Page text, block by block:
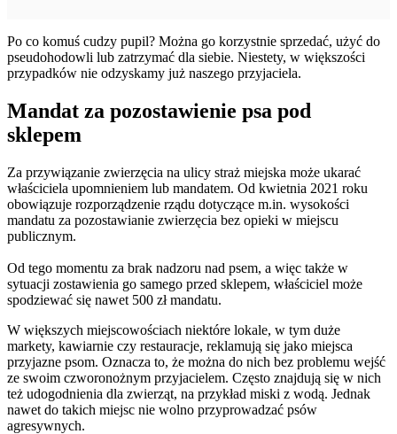
Po co komuś cudzy pupil? Można go korzystnie sprzedać, użyć do
pseudohodowli lub zatrzymać dla siebie. Niestety, w większości
przypadków nie odzyskamy już naszego przyjaciela.
Mandat za pozostawienie psa pod
sklepem
Za przywiązanie zwierzęcia na ulicy straż miejska może ukarać
właściciela upomnieniem lub mandatem. Od kwietnia 2021 roku
obowiązuje rozporządzenie rządu dotyczące m.in. wysokości
mandatu za pozostawianie zwierzęcia bez opieki w miejscu
publicznym.
Od tego momentu za brak nadzoru nad psem, a więc także w
sytuacji zostawienia go samego przed sklepem, właściciel może
spodziewać się nawet 500 zł mandatu.
W większych miejscowościach niektóre lokale, w tym duże
markety, kawiarnie czy restauracje, reklamują się jako miejsca
przyjazne psom. Oznacza to, że można do nich bez problemu wejść
ze swoim czworonożnym przyjacielem. Często znajdują się w nich
też udogodnienia dla zwierząt, na przykład miski z wodą. Jednak
nawet do takich miejsc nie wolno przyprowadzać psów
agresywnych.